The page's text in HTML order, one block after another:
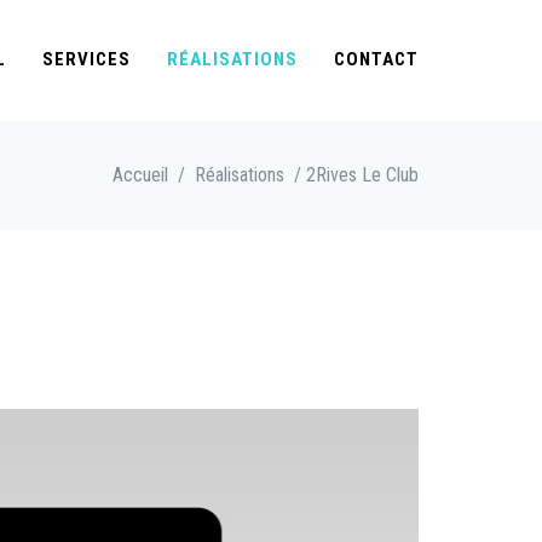
SERVICES RÉALISATIONS CONTACT
Accueil / Réalisations / 2Rives Le Club